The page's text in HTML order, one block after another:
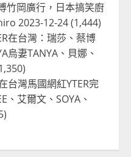
竹岡廣行，日本搞笑廚
2023-12-24(1,444)
在台灣：瑞莎、蔡博
烏妻TANYA、貝娜、
台灣馬國網紅YTER完
、艾爾文、SOYA、